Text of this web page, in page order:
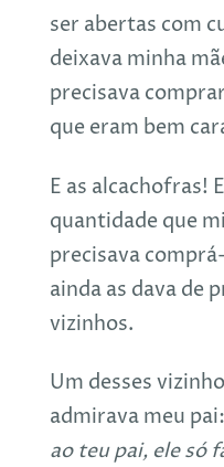
ser abertas com
deixava minha
precisava
que eram bem
E as alcachofras!
quantidade que
precisava
ainda as dava de
vizinhos.
Um desses
admirava meu
ao teu pai, ele só